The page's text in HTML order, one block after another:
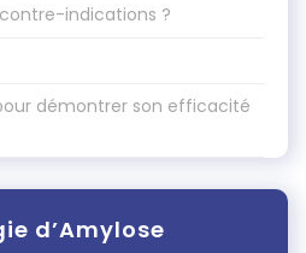
indications ?
démontrer son efficacité
d’Amylose